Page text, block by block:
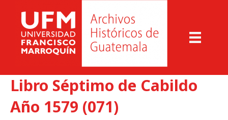
Libro Séptimo de Cabildo
Año 1579 (071)